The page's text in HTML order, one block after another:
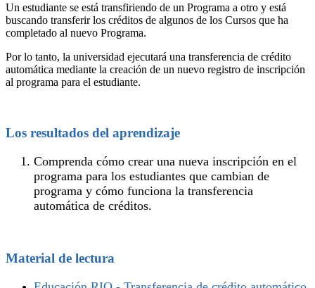
Un estudiante se está transfiriendo de un Programa a otro y está
buscando transferir los créditos de algunos de los Cursos que ha
completado al nuevo Programa.
Por lo tanto, la universidad ejecutará una transferencia de crédito
automática mediante la creación de un nuevo registro de inscripción
al programa para el estudiante.
Los resultados del aprendizaje
Comprenda cómo crear una nueva inscripción en el
programa para los estudiantes que cambian de
programa y cómo funciona la transferencia
automática de créditos.
Material de lectura